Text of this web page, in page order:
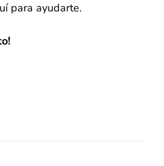
para ayudarte.